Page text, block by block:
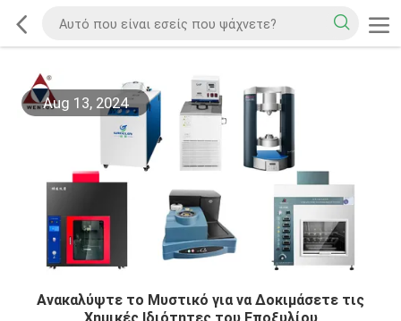
Aug 13, 2024
Ανακαλύψτε το Μυστικό για να Δοκιμάσετε τις